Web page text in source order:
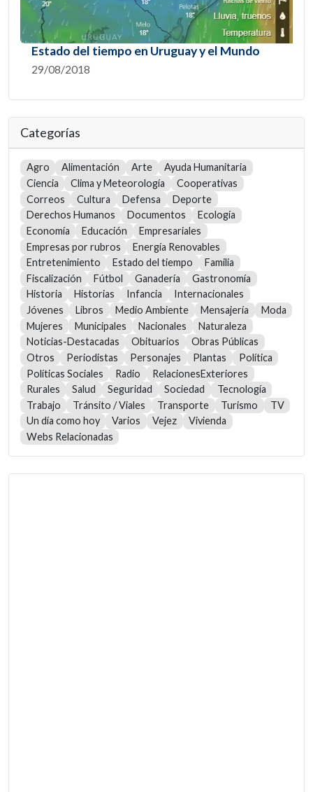
Estado del tiempo en Uruguay y el Mundo
29/08/2018
Categorías
Agro Alimentación Arte
Ayuda Humanitaria
Ciencia
Clima y Meteorología
Cooperativas
Correos
Cultura Defensa
Deporte
Derechos Humanos
Documentos
Ecología
Economía
Educación
Empresariales
Empresas por rubros
Energía Renovables
Entretenimiento
Estado del tiempo
Familia
Fiscalización
Fútbol Ganadería
Gastronomía
Historia
Historias Infancia
Internacionales
Jóvenes
Libros Medio Ambiente Mensajería
Moda
Mujeres
Municipales Nacionales
Naturaleza
Noticias-Destacadas
Obituarios
Obras Públicas
Otros
Periodistas Personajes Plantas
Política
Políticas Sociales
Radio
RelacionesExteriores
Rurales
Salud Seguridad Sociedad
Tecnología
Trabajo
Tránsito / Viales Transporte Turismo
TV
Un día como hoy
Varios Vejez
Vivienda
Webs Relacionadas